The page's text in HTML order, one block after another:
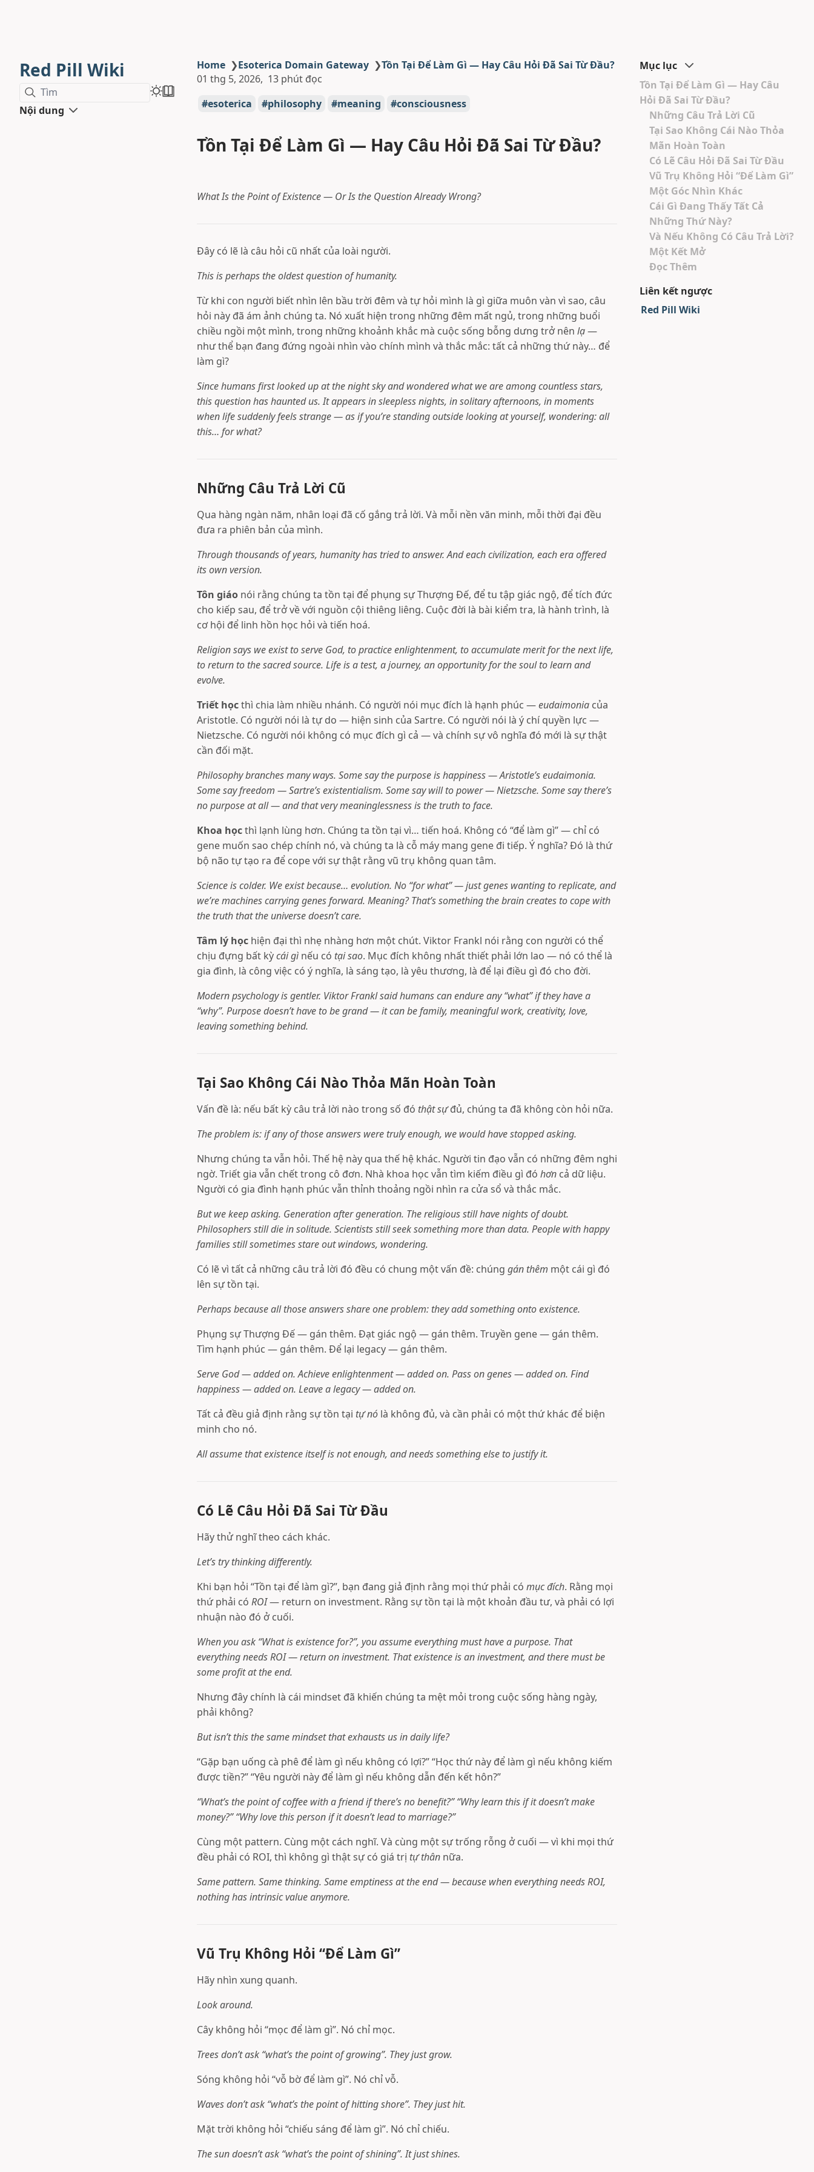
Red Pill Wiki
Tìm
Nội dung
Home ❯Esoterica Domain Gateway ❯Tồn Tại Để Làm Gì — Hay Câu Hỏi Đã Sai Từ Đầu?
01 thg 5, 2026 13 phút đọc
esoterica
philosophy meaning consciousness
Tồn Tại Để Làm Gì — Hay Câu Hỏi Đã Sai Từ Đầu?
What Is the Point of Existence — Or Is the Question Already Wrong?
Đây có lẽ là câu hỏi cũ nhất của loài người.
This is perhaps the oldest question of humanity.
Từ khi con người biết nhìn lên bầu trời đêm và tự hỏi mình là gì giữa muôn vàn vì sao, câu
hỏi này đã ám ảnh chúng ta. Nó xuất hiện trong những đêm mất ngủ, trong những buổi
chiều ngồi một mình, trong những khoảnh khắc mà cuộc sống bỗng dưng trở nên lạ—
như thể bạn đang đứng ngoài nhìn vào chính mình và thắc mắc: tất cả những thứ này… để
làm gì?
Since humans first looked up at the night sky and wondered what we are among countless stars,
this question has haunted us. It appears in sleepless nights, in solitary afternoons, in moments
when life suddenly feels strange — as if you’re standing outside looking at yourself, wondering: all
this… for what?
Những Câu Trả Lời Cũ
Qua hàng ngàn năm, nhân loại đã cố gắng trả lời. Và mỗi nền văn minh, mỗi thời đại đều
đưa ra phiên bản của mình.
Through thousands of years, humanity has tried to answer. And each civilization, each era offered
its own version.
Tôn giáo nói rằng chúng ta tồn tại để phụng sự Thượng Đế, để tu tập giác ngộ, để tích đức
cho kiếp sau, để trở về với nguồn cội thiêng liêng. Cuộc đời là bài kiểm tra, là hành trình, là
cơ hội để linh hồn học hỏi và tiến hoá.
Religion says we exist to serve God, to practice enlightenment, to accumulate merit for the next life,
to return to the sacred source. Life is a test, a journey, an opportunity for the soul to learn and
evolve.
Triết họcthì chia làm nhiều nhánh. Có người nói mục đích là hạnh phúc —eudaimonia của
Aristotle. Có người nói là tự do — hiện sinh của Sartre. Có người nói là ý chí quyền lực —
Nietzsche. Có người nói không có mục đích gì cả — và chính sự vô nghĩa đó mới là sự thật
cần đối mặt.
Philosophy branches many ways. Some say the purpose is happiness — Aristotle’s eudaimonia.
Some say freedom — Sartre’s existentialism. Some say will to power — Nietzsche. Some say there’s
no purpose at all — and that very meaninglessness is the truth to face.
Khoa họcthì lạnh lùng hơn. Chúng ta tồn tại vì… tiến hoá. Không có “để làm gì” — chỉ có
gene muốn sao chép chính nó, và chúng ta là cỗ máy mang gene đi tiếp. Ý nghĩa? Đó là thứ
bộ não tự tạo ra để cope với sự thật rằng vũ trụ không quan tâm.
Science is colder. We exist because… evolution. No “for what” — just genes wanting to replicate, and
we’re machines carrying genes forward. Meaning? That’s something the brain creates to cope with
the truth that the universe doesn’t care.
Tâm lý học hiện đại thì nhẹ nhàng hơn một chút. Viktor Frankl nói rằng con người có thể
chịu đựng bất kỳcái gì nếu có tại sao. Mục đích không nhất thiết phải lớn lao — nó có thể là
gia đình, là công việc có ý nghĩa, là sáng tạo, là yêu thương, là để lại điều gì đó cho đời.
Modern psychology is gentler. Viktor Frankl said humans can endure any “what” if they have a
“why”. Purpose doesn’t have to be grand — it can be family, meaningful work, creativity, love,
leaving something behind.
Tại Sao Không Cái Nào Thỏa Mãn Hoàn Toàn
Vấn đề là: nếu bất kỳ câu trả lời nào trong số đó thật sựđủ, chúng ta đã không còn hỏi nữa.
The problem is: if any of those answers were truly enough, we would have stopped asking.
Nhưng chúng ta vẫn hỏi. Thế hệ này qua thế hệ khác. Người tin đạo vẫn có những đêm nghi
ngờ. Triết gia vẫn chết trong cô đơn. Nhà khoa học vẫn tìm kiếm điều gì đó hơn cả dữ liệu.
Người có gia đình hạnh phúc vẫn thỉnh thoảng ngồi nhìn ra cửa sổ và thắc mắc.
But we keep asking. Generation after generation. The religious still have nights of doubt.
Philosophers still die in solitude. Scientists still seek something more than data. People with happy
families still sometimes stare out windows, wondering.
Có lẽ vì tất cả những câu trả lời đó đều có chung một vấn đề: chúng gán thêm một cái gì đó
lên sự tồn tại.
Perhaps because all those answers share one problem: they add something onto existence.
Phụng sự Thượng Đế — gán thêm. Đạt giác ngộ — gán thêm. Truyền gene — gán thêm.
Tìm hạnh phúc — gán thêm. Để lại legacy — gán thêm.
Serve God — added on. Achieve enlightenment — added on. Pass on genes — added on. Find
happiness — added on. Leave a legacy — added on.
Tất cả đều giả định rằng sự tồn tại tự nó là không đủ, và cần phải có một thứ khác để biện
minh cho nó.
All assume that existence itself is not enough, and needs something else to justify it.
Có Lẽ Câu Hỏi Đã Sai Từ Đầu
Hãy thử nghĩ theo cách khác.
Let’s try thinking differently.
Khi bạn hỏi “Tồn tại để làm gì?”, bạn đang giả định rằng mọi thứ phải có mục đích. Rằng mọi
thứ phải có ROI— return on investment. Rằng sự tồn tại là một khoản đầu tư, và phải có lợi
nhuận nào đó ở cuối.
When you ask “What is existence for?”, you assume everything must have a purpose. That
everything needs ROI — return on investment. That existence is an investment, and there must be
some profit at the end.
Nhưng đây chính là cái mindset đã khiến chúng ta mệt mỏi trong cuộc sống hàng ngày,
phải không?
But isn’t this the same mindset that exhausts us in daily life?
“Gặp bạn uống cà phê để làm gì nếu không có lợi?” “Học thứ này để làm gì nếu không kiếm
được tiền?” “Yêu người này để làm gì nếu không dẫn đến kết hôn?”
“What’s the point of coffee with a friend if there’s no benefit?” “Why learn this if it doesn’t make
money?” “Why love this person if it doesn’t lead to marriage?”
Cùng một pattern. Cùng một cách nghĩ. Và cùng một sự trống rỗng ở cuối — vì khi mọi thứ
đều phải có ROI, thì không gì thật sự có giá trị tự thân nữa.
Same pattern. Same thinking. Same emptiness at the end — because when everything needs ROI,
nothing has intrinsic value anymore.
Vũ Trụ Không Hỏi “Để Làm Gì”
Hãy nhìn xung quanh.
Look around.
Cây không hỏi “mọc để làm gì”. Nó chỉ mọc.
Trees don’t ask “what’s the point of growing”. They just grow.
Sóng không hỏi “vỗ bờ để làm gì”. Nó chỉ vỗ.
Waves don’t ask “what’s the point of hitting shore”. They just hit.
Mặt trời không hỏi “chiếu sáng để làm gì”. Nó chỉ chiếu.
The sun doesn’t ask “what’s the point of shining”. It just shines.
Mục lục
Tồn Tại Để Làm Gì — Hay Câu
Hỏi Đã Sai Từ Đầu?
Những Câu Trả Lời Cũ
Tại Sao Không Cái Nào Thỏa
Mãn Hoàn Toàn
Có Lẽ Câu Hỏi Đã Sai Từ Đầu
Vũ Trụ Không Hỏi “Để Làm Gì”
Một Góc Nhìn Khác
Cái Gì Đang Thấy Tất Cả
Những Thứ Này?
Và Nếu Không Có Câu Trả Lời?
Một Kết Mở
Đọc Thêm
Liên kết ngược
Red Pill Wiki